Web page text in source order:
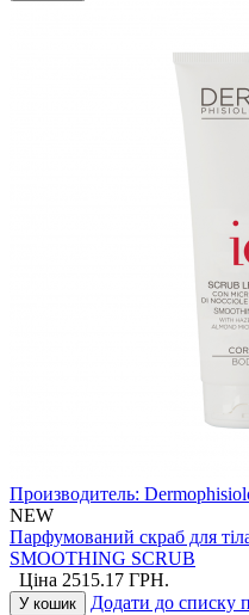
Производитель:
NEW
Парфумований скраб для
SMOOTHING SCRUB
Ціна 2515.17 ГРН.
У кошик Додати до списку